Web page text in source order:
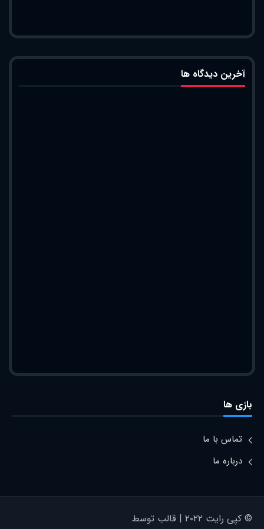
آخرین دیدگاه ها
بازی ها
تماس با ما
درباره ما
© کپی رایت ۲۰۲۲ | قالب توسط